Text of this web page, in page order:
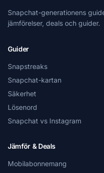
Snapchat-generationens
jämförelser, deals och guider.
Guider
Snapstreaks
Snapchat-kartan
Säkerhet
Lösenord
Snapchat vs Instagram
Jämför & Deals
Mobilabonnemang